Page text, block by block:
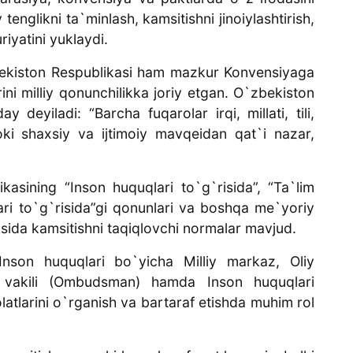
ta`minlash, kamsitishni jinoiylashtirish,
yuklaydi.
Respublikasi ham mazkur Konvensiyaga
milliy qonunchilikka joriy etgan. O`zbekiston
deyiladi: “Barcha fuqarolar irqi, millati, tili,
shaxsiy va ijtimoiy mavqeidan qat`i nazar,
“Inson huquqlari to`g`risida”, “Ta`lim
to`g`risida”gi qonunlari va boshqa me`yoriy
kamsitishni taqiqlovchi normalar mavjud.
huquqlari bo`yicha Milliy markaz, Oliy
(Ombudsman) hamda Inson huquqlari
o`rganish va bartaraf etishda muhim rol